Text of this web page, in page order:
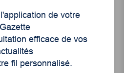
défi de santé publique
de votre
Gazette
efficace de vos
fil personnalisé.